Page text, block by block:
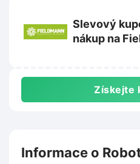
Slevový
nákup na
Získejte
Informace o